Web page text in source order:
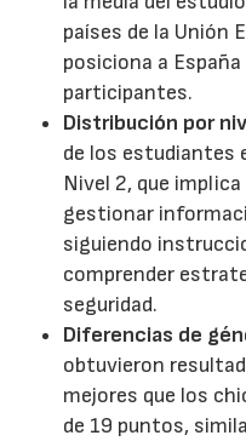
países de la Unión
posiciona a
participantes.
Distribución por
de los estudiantes
Nivel 2, que
gestionar
siguiendo
comprender
seguridad.
Diferencias de
obtuvieron
mejores que los
de 19 puntos,